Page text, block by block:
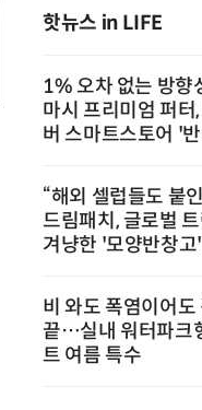
핫뉴스 in LIFE
1% 오차 없는 방
마시 프리미엄 퍼터,
버 스마트스토어 '
“해외 셀럽들도 붙
드림패치, 글로벌
겨냥한 '모양반창
비 와도 폭염이어도
끝…실내 워터파크
트 여름 특수